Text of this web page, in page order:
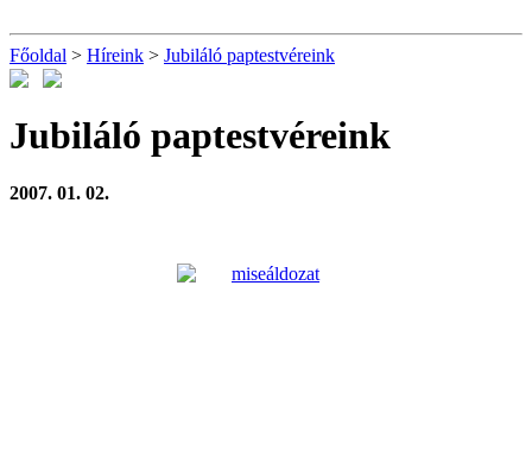
Főoldal > Híreink > Jubiláló paptestvéreink
Jubiláló paptestvéreink
2007. 01. 02.